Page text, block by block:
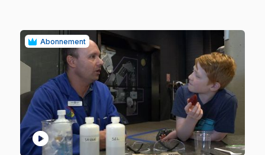
Abonnement
play_circle